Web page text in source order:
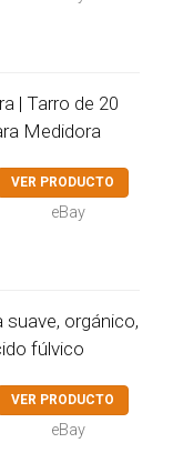
| Tarro de 20
Medidora
VER PRODUCTO
eBay
suave, orgánico,
fúlvico
VER PRODUCTO
eBay